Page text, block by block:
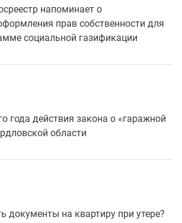
напоминает о
прав собственности для
социальной газификации
года действия закона о «гаражной
области
документы на квартиру при утере?